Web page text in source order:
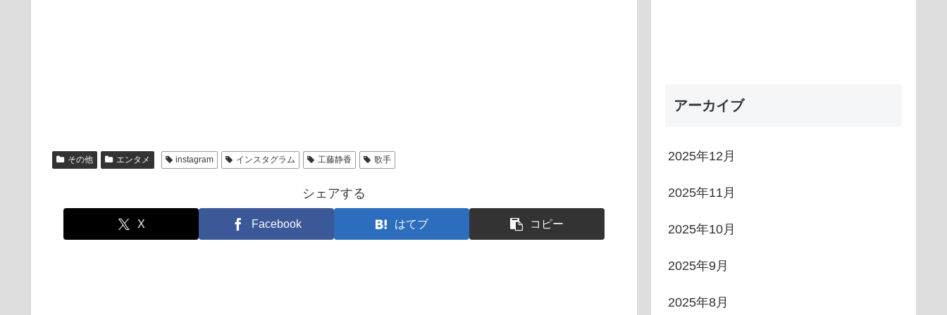
その他 エンタメ instagram インスタグラム 工藤静香 歌手
シェアする
X Facebook はてブ コピー
アーカイブ
2025年12月
2025年11月
2025年10月
2025年9月
2025年8月